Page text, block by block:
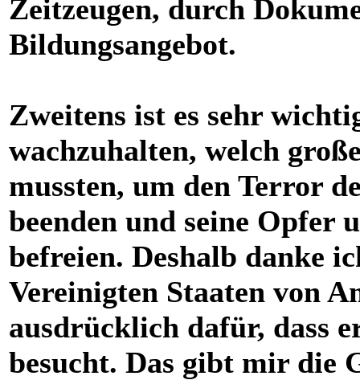
Zeitzeugen, durch
Bildungsangebot.
Zweitens ist es sehr
wachzuhalten, welch
mussten, um den Terror
beenden und seine Opfer
befreien. Deshalb danke
Vereinigten Staaten von
ausdrücklich dafür, dass
besucht. Das gibt mir die